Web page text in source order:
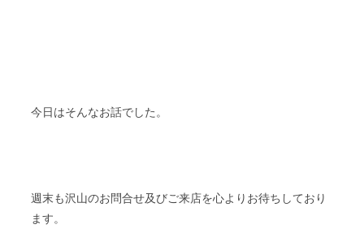
今日はそんなお話でした。
週末も沢山のお問合せ及びご来店を心よりお待ちしており
ます。